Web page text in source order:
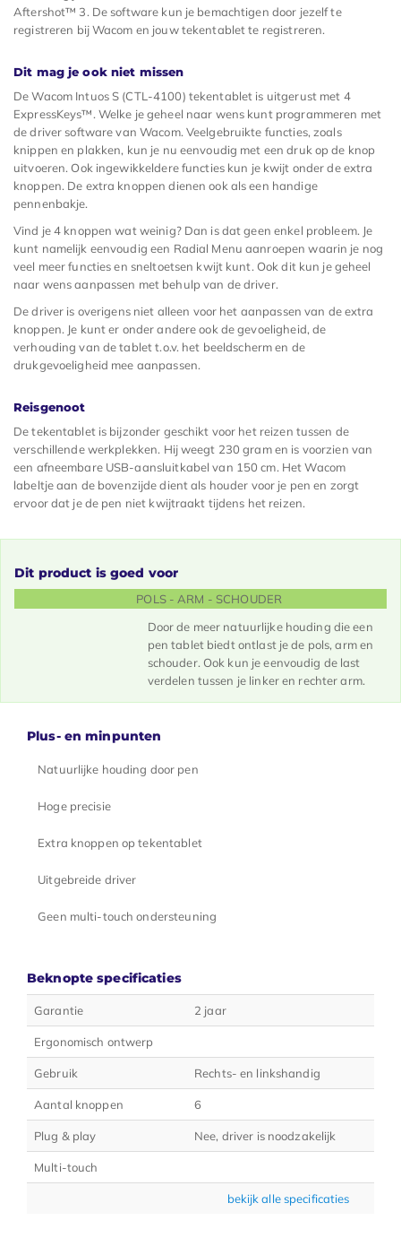
Aftershot™ 3. De software kun je bemachtigen door jezelf te
registreren bij Wacom en jouw tekentablet te registreren.
Dit mag je ook niet missen
De Wacom Intuos S (CTL-4100) tekentablet is uitgerust met 4
ExpressKeys™. Welke je geheel naar wens kunt programmeren met
de driver software van Wacom. Veelgebruikte functies, zoals
knippen en plakken, kun je nu eenvoudig met een druk op de knop
uitvoeren. Ook ingewikkeldere functies kun je kwijt onder de extra
knoppen. De extra knoppen dienen ook als een handige
pennenbakje.
Vind je 4 knoppen wat weinig? Dan is dat geen enkel probleem. Je
kunt namelijk eenvoudig een Radial Menu aanroepen waarin je nog
veel meer functies en sneltoetsen kwijt kunt. Ook dit kun je geheel
naar wens aanpassen met behulp van de driver.
De driver is overigens niet alleen voor het aanpassen van de extra
knoppen. Je kunt er onder andere ook de gevoeligheid, de
verhouding van de tablet t.o.v. het beeldscherm en de
drukgevoeligheid mee aanpassen.
Reisgenoot
De tekentablet is bijzonder geschikt voor het reizen tussen de
verschillende werkplekken. Hij weegt 230 gram en is voorzien van
een afneembare USB-aansluitkabel van 150 cm. Het Wacom
labeltje aan de bovenzijde dient als houder voor je pen en zorgt
ervoor dat je de pen niet kwijtraakt tijdens het reizen.
Dit product is goed voor
POLS - ARM - SCHOUDER
Door de meer natuurlijke houding die een
pen tablet biedt ontlast je de pols, arm en
schouder. Ook kun je eenvoudig de last
verdelen tussen je linker en rechter arm.
Plus- en minpunten
Natuurlijke houding door pen
Hoge precisie
Extra knoppen op tekentablet
Uitgebreide driver
Geen multi-touch ondersteuning
Beknopte specificaties
Garantie 2 jaar
Ergonomisch ontwerp
Gebruik Rechts- en linkshandig
Aantal knoppen 6
Plug & play Nee, driver is noodzakelijk
Multi-touch
bekijk alle specificaties